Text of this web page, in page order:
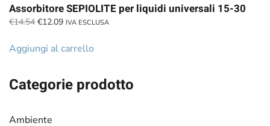
Categorie prodotto
Ambiente
Assorbitore SEPIOLITE per liquidi universali 15-30
€14.54 Il
originale
€12.09Il
attuale
IVA ESCLUSA
Aggiungi al carrello